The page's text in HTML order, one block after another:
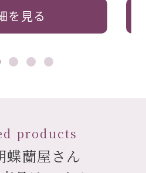
詳細を見る
products
蝶蘭屋さん